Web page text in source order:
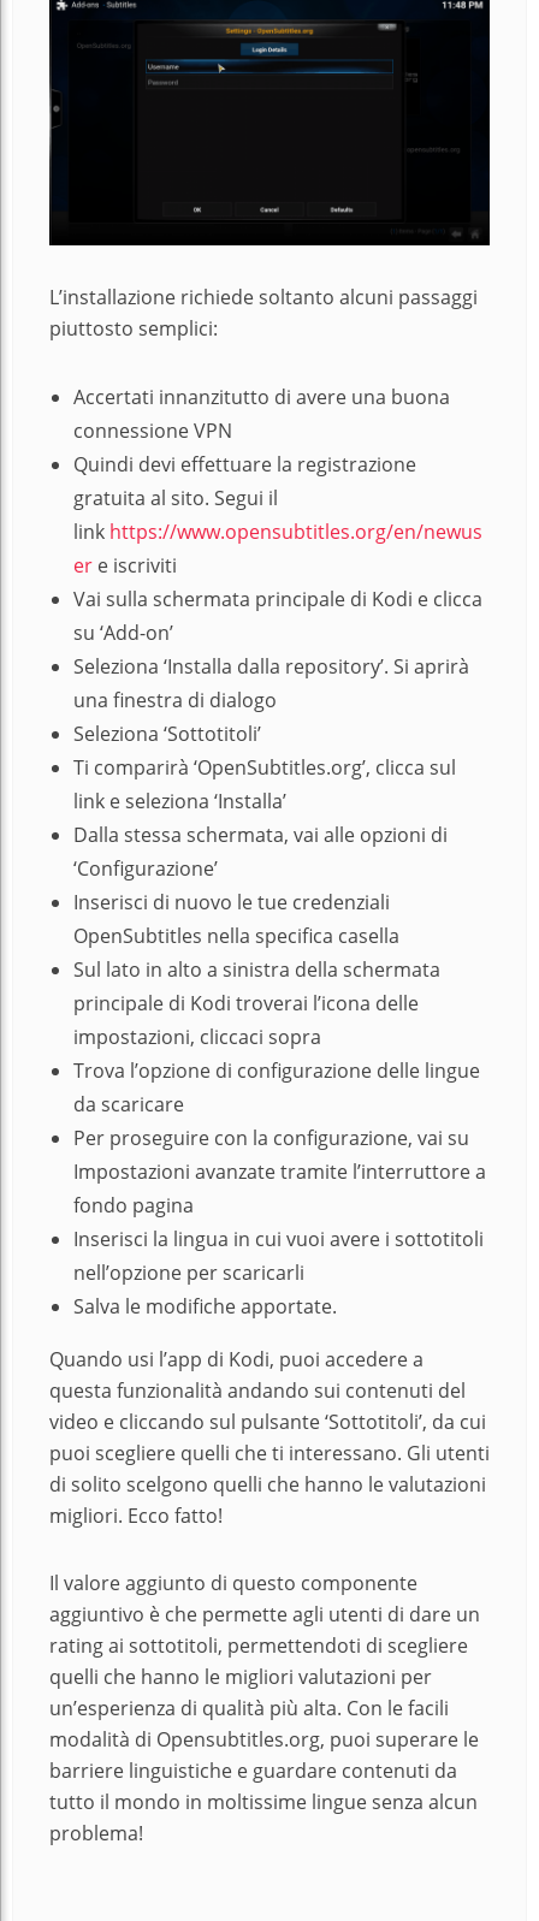
L’installazione richiede soltanto alcuni passaggi
piuttosto semplici:
Accertati innanzitutto di avere una buona
connessione VPN
Quindi devi effettuare la registrazione
gratuita al sito. Segui il
link https://www.opensubtitles.org/en/newus
er e iscriviti
Vai sulla schermata principale di Kodi e clicca
su ‘Add-on’
Seleziona ‘Installa dalla repository’. Si aprirà
una finestra di dialogo
Seleziona ‘Sottotitoli’
Ti comparirà ‘OpenSubtitles.org’, clicca sul
link e seleziona ‘Installa’
Dalla stessa schermata, vai alle opzioni di
‘Configurazione’
Inserisci di nuovo le tue credenziali
OpenSubtitles nella specifica casella
Sul lato in alto a sinistra della schermata
principale di Kodi troverai l’icona delle
impostazioni, cliccaci sopra
Trova l’opzione di configurazione delle lingue
da scaricare
Per proseguire con la configurazione, vai su
Impostazioni avanzate tramite l’interruttore a
fondo pagina
Inserisci la lingua in cui vuoi avere i sottotitoli
nell’opzione per scaricarli
Salva le modifiche apportate.
Quando usi l’app di Kodi, puoi accedere a
questa funzionalità andando sui contenuti del
video e cliccando sul pulsante ‘Sottotitoli’, da cui
puoi scegliere quelli che ti interessano. Gli utenti
di solito scelgono quelli che hanno le valutazioni
migliori. Ecco fatto!
Il valore aggiunto di questo componente
aggiuntivo è che permette agli utenti di dare un
rating ai sottotitoli, permettendoti di scegliere
quelli che hanno le migliori valutazioni per
un’esperienza di qualità più alta. Con le facili
modalità di Opensubtitles.org, puoi superare le
barriere linguistiche e guardare contenuti da
tutto il mondo in moltissime lingue senza alcun
problema!